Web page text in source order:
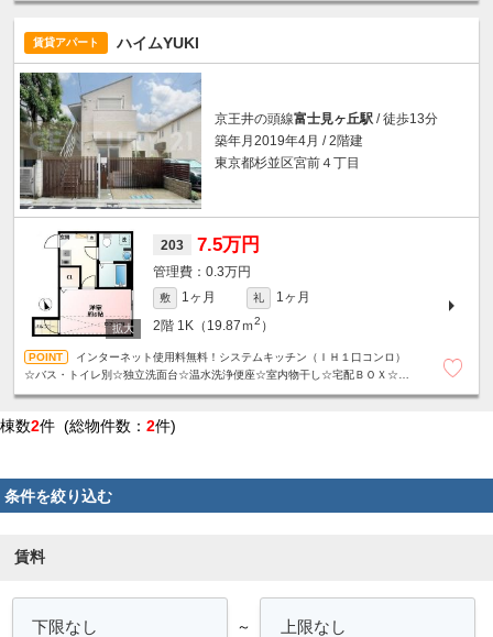
賃貸アパート ハイムYUKI
京王井の頭線富士見ヶ丘駅 / 徒歩13分
築年月2019年4月 / 2階建
東京都杉並区宮前４丁目
203 7.5万円
0.3万円
敷 1ヶ月 礼
1ヶ月
2階 1K（19.87ｍ2 ）
インターネット使用料無料！システムキッチン（ＩＨ１口コンロ）
☆バス・トイレ別☆独立洗面台☆温水洗浄便座☆室内物干し☆宅配ＢＯＸ☆コ
棟数2件 (総物件数： 2件)
条件を絞り込む
賃料
～